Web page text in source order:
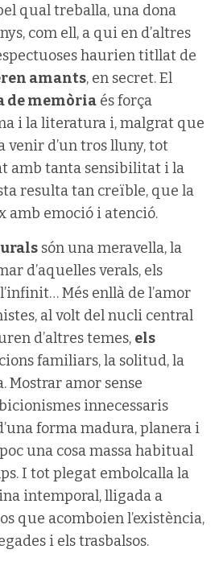
qual treballa, una dona
com ell, a qui en d’altres
haurien titllat de
amants, en secret. El
de memòria és força
i la literatura i, malgrat que
venir d’un tros lluny, tot
amb tanta sensibilitat i la
resulta tan creïble, que la
amb emoció i atenció.
són una meravella, la
d’aquelles verals, els
Més enllà de l’amor
al volt del nucli central
d’altres temes, els
familiars, la solitud, la
Mostrar amor sense
innecessaris
forma madura, planera i
una cosa massa habitual
I tot plegat embolcalla la
intemporal, lligada a
que acomboien l’existència,
i els trasbalsos.